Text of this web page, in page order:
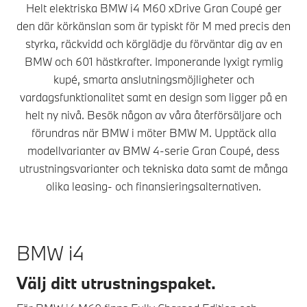
Helt elektriska BMW i4 M60 xDrive Gran Coupé ger
den där körkänslan som är typiskt för M med precis den
styrka, räckvidd och körglädje du förväntar dig av en
BMW och 601 hästkrafter. Imponerande lyxigt rymlig
kupé, smarta anslutningsmöjligheter och
vardagsfunktionalitet samt en design som ligger på en
helt ny nivå. Besök någon av våra återförsäljare och
förundras när BMW i möter BMW M. Upptäck alla
modellvarianter av BMW 4-serie Gran Coupé, dess
utrustningsvarianter och tekniska data samt de många
olika leasing- och finansieringsalternativen.
BMW i4
Välj ditt utrustningspaket.